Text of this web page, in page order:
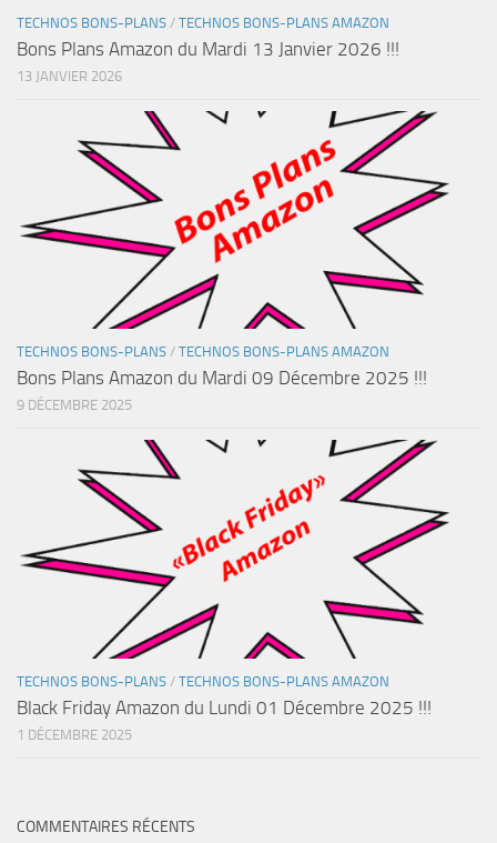
TECHNOS BONS-PLANS / TECHNOS BONS-PLANS AMAZON
Bons Plans Amazon du Mardi 13 Janvier 2026 !!!
13 JANVIER 2026
TECHNOS BONS-PLANS / TECHNOS BONS-PLANS AMAZON
Bons Plans Amazon du Mardi 09 Décembre 2025 !!!
9 DÉCEMBRE 2025
TECHNOS BONS-PLANS / TECHNOS BONS-PLANS AMAZON
Black Friday Amazon du Lundi 01 Décembre 2025 !!!
1 DÉCEMBRE 2025
COMMENTAIRES RÉCENTS